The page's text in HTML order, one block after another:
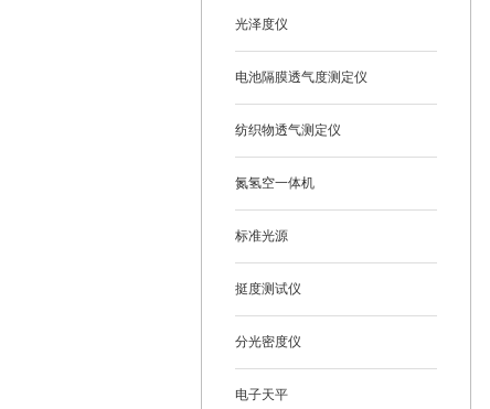
光泽度仪
电池隔膜透气度测定仪
纺织物透气测定仪
氮氢空一体机
标准光源
挺度测试仪
分光密度仪
电子天平